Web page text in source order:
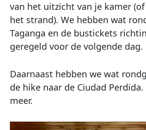
van het uitzicht van je kamer
het strand). We hebben wat
Taganga en de bustickets
geregeld voor de volgende dag.
Daarnaast hebben we wat
de hike naar de Ciudad
meer.